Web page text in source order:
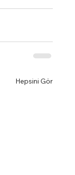
Hepsini Gör